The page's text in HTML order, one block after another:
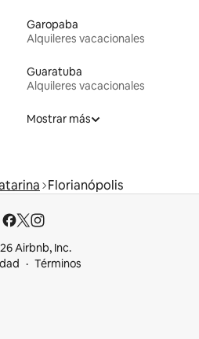
Garopaba
Alquileres vacacionales
Guaratuba
Alquileres vacacionales
Mostrar más
Florianópolis
Airbnb, Inc.
Términos